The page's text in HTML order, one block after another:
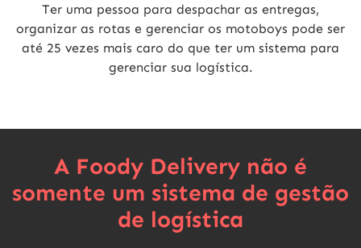
Ter uma pessoa para despachar as entregas,
organizar as rotas e gerenciar os motoboys pode ser
até 25 vezes mais caro do que ter um sistema para
gerenciar sua logística.
A Foody Delivery não é
somente um sistema de gestão
de logística